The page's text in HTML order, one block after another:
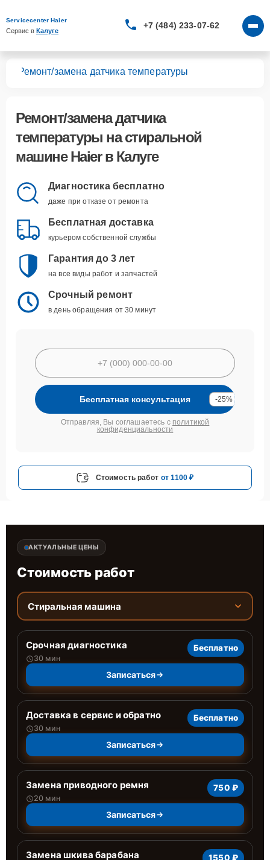
Servicecenter Haier
Сервис в Калуге
+7 (484) 233-07-62
Ремонт/замена датчика температуры
Ремонт/замена датчика
температуры на стиральной
машине Haier в Калуге
Диагностика бесплатно
даже при отказе от ремонта
Бесплатная доставка
курьером собственной службы
Гарантия до 3 лет
на все виды работ и запчастей
Срочный ремонт
в день обращения от 30 минут
Бесплатная консультация -25%
Отправляя, Вы соглашаетесь с политикой
конфиденциальности
Стоимость работ от 1100 ₽
АКТУАЛЬНЫЕ ЦЕНЫ
Стоимость работ
Стиральная машина
Срочная диагностика
30 мин
Бесплатно
Записаться
Доставка в сервис и обратно
30 мин
Бесплатно
Записаться
Замена приводного ремня
20 мин
750 ₽
Записаться
Замена шкива барабана 1550 ₽